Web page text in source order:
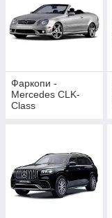
Фаркопи -
Mercedes CLK-
Class